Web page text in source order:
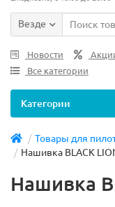
Везде
Новости
Все категории
Категории
Товары для
Нашивка BLACK
Нашивка